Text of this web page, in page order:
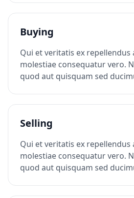
Buying
Qui et veritatis ex repellendus
molestiae consequatur vero.
quod aut quisquam sed
Selling
Qui et veritatis ex repellendus
molestiae consequatur vero.
quod aut quisquam sed